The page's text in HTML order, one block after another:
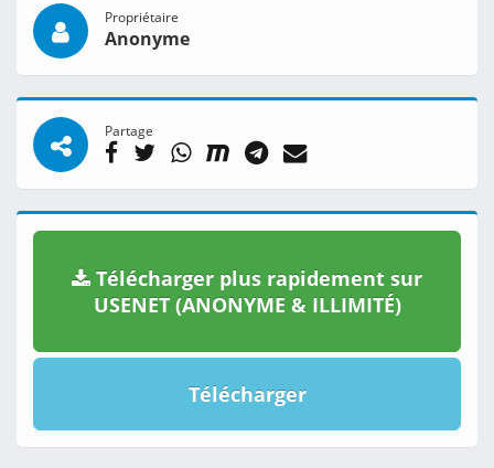
Propriétaire
Anonyme
Partage
Télécharger plus rapidement sur
USENET (ANONYME & ILLIMITÉ)
Télécharger